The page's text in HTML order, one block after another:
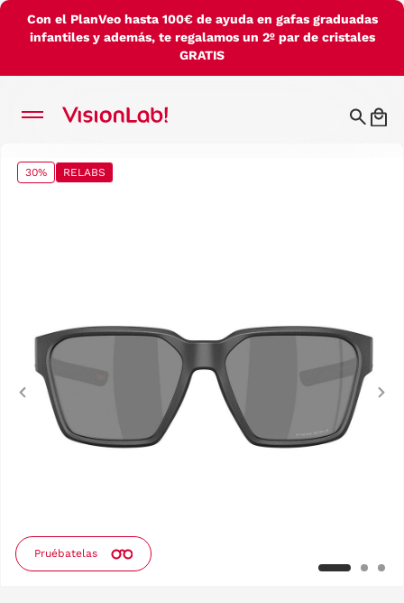
Con el PlanVeo hasta 100€ de ayuda en gafas graduadas
infantiles y además, te regalamos un 2º par de cristales
GRATIS
30% RELABS
Pruébatelas
Previous